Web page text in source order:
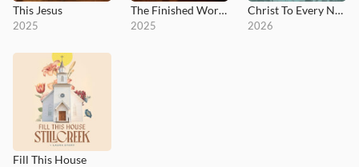
This Jesus
2025
The Finished Work of Christ
2025
Christ To Every Nation
2026
Fill This House